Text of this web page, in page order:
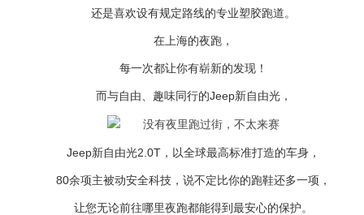
还是喜欢设有规定路线的专业塑胶跑道。
在上海的夜跑，
每一次都让你有崭新的发现！
而与自由、趣味同行的Jeep新自由光，
Jeep新自由光2.0T，以全球最高标准打造的车身，
80余项主被动安全科技，说不定比你的跑鞋还多一项，
让您无论前往哪里夜跑都能得到最安心的保护。